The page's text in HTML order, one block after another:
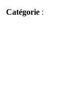
Catégorie :